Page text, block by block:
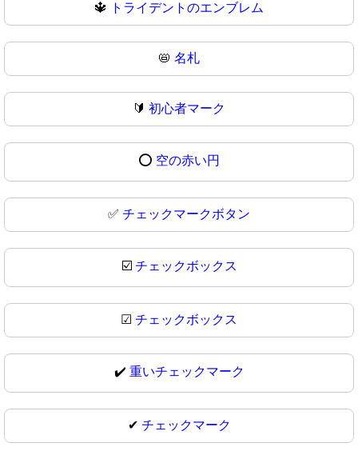
🔱 トライデントのエンブレム
📛 名札
🔰 初心者マーク
⭕ 空の赤い円
✅ チェックマークボタン
☑️ チェックボックス
☑ チェックボックス
✔️ 重いチェックマーク
✔ チェックマーク